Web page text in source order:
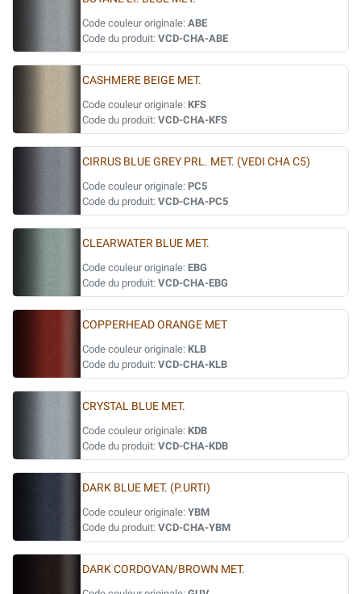
Code couleur originale: ABE
Code du produit: VCD-CHA-ABE
CASHMERE BEIGE MET.
Code couleur originale: KFS
Code du produit: VCD-CHA-KFS
CIRRUS BLUE GREY PRL. MET. (VEDI CHA C5)
Code couleur originale: PC5
Code du produit: VCD-CHA-PC5
CLEARWATER BLUE MET.
Code couleur originale: EBG
Code du produit: VCD-CHA-EBG
COPPERHEAD ORANGE MET
Code couleur originale: KLB
Code du produit: VCD-CHA-KLB
CRYSTAL BLUE MET.
Code couleur originale: KDB
Code du produit: VCD-CHA-KDB
DARK BLUE MET. (P.URTI)
Code couleur originale: YBM
Code du produit: VCD-CHA-YBM
DARK CORDOVAN/BROWN MET.